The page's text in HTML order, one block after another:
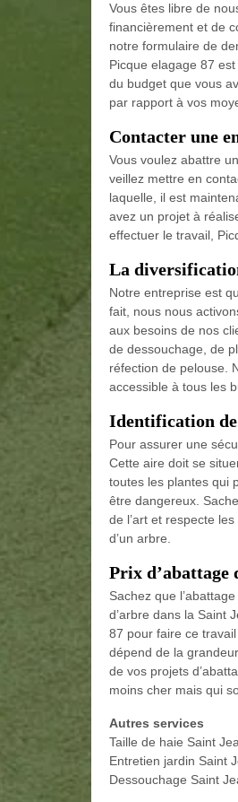
Vous êtes libre de
financièrement et de
notre formulaire de
Picque elagage 87
du budget que vous
par rapport à vos
Contacter une
Vous voulez abattre
veillez mettre en
laquelle, il est
avez un projet à
effectuer le travail,
La
Notre entreprise est
fait, nous nous
aux besoins de nos
de dessouchage, de
réfection de pelouse.
accessible à tous les
Identification
Pour assurer une
Cette aire doit se
toutes les plantes qui
être dangereux.
de l’art et respecte
d’un arbre.
Prix d’abattage
Sachez que
d’arbre dans la Saint
87 pour faire ce
dépend de la
de vos projets
moins cher mais qui
Autres services
Taille de haie Saint
Entretien jardin Saint
Dessouchage Saint